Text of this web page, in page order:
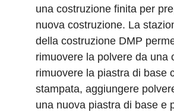
una costruzione finita per
nuova costruzione. La
della costruzione DMP
rimuovere la polvere da una
rimuovere la piastra di base
stampata, aggiungere
una nuova piastra di base e